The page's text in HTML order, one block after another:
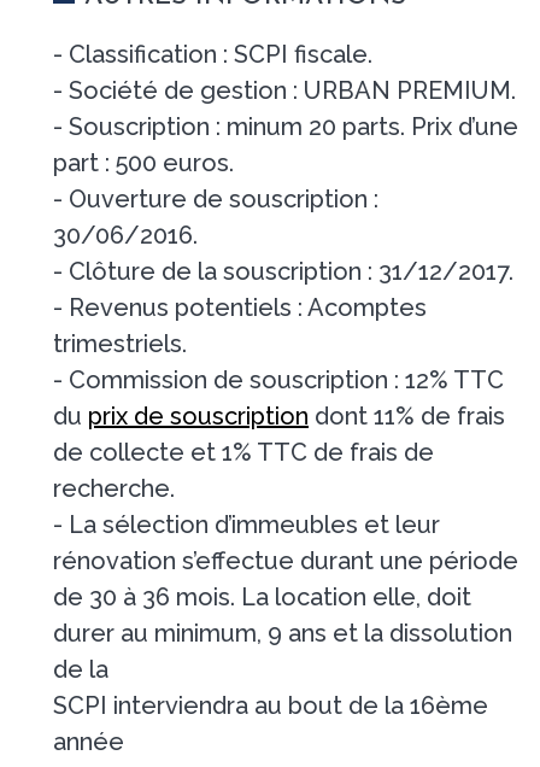
- Classification : SCPI fiscale.
- Société de gestion : URBAN PREMIUM.
- Souscription : minum 20 parts. Prix d’une
part : 500 euros.
- Ouverture de souscription :
30/06/2016.
- Clôture de la souscription : 31/12/2017.
- Revenus potentiels : Acomptes
trimestriels.
- Commission de souscription : 12% TTC
du prix de souscription dont 11% de frais
de collecte et 1% TTC de frais de
recherche.
- La sélection d’immeubles et leur
rénovation s’effectue durant une période
de 30 à 36 mois. La location elle, doit
durer au minimum, 9 ans et la dissolution
de la
SCPI interviendra au bout de la 16ème
année